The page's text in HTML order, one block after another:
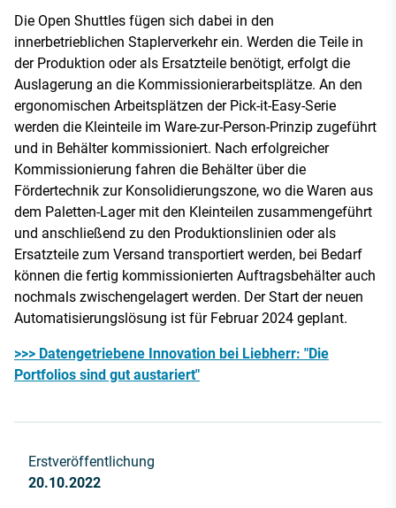
Die Open Shuttles fügen sich dabei in den
innerbetrieblichen Staplerverkehr ein. Werden die Teile in
der Produktion oder als Ersatzteile benötigt, erfolgt die
Auslagerung an die Kommissionierarbeitsplätze. An den
ergonomischen Arbeitsplätzen der Pick-it-Easy-Serie
werden die Kleinteile im Ware-zur-Person-Prinzip zugeführt
und in Behälter kommissioniert. Nach erfolgreicher
Kommissionierung fahren die Behälter über die
Fördertechnik zur Konsolidierungszone, wo die Waren aus
dem Paletten-Lager mit den Kleinteilen zusammengeführt
und anschließend zu den Produktionslinien oder als
Ersatzteile zum Versand transportiert werden, bei Bedarf
können die fertig kommissionierten Auftragsbehälter auch
nochmals zwischengelagert werden. Der Start der neuen
Automatisierungslösung ist für Februar 2024 geplant.
>>> Datengetriebene Innovation bei Liebherr: "Die
Portfolios sind gut austariert"
Erstveröffentlichung
20.10.2022